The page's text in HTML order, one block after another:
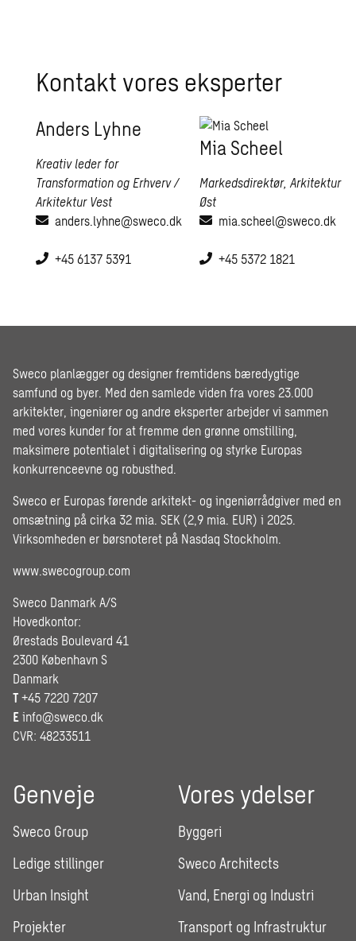
Kontakt vores eksperter
An­ders Lyhne
Kreativ leder for
Transformation og Erhverv /
Arkitektur Vest
anders.lyhne@sweco.dk
+45 6137 5391
Mia Sche­el
Markedsdirektør, Arkitektur
Øst
mia.scheel@sweco.dk
+45 5372 1821
Sweco planlægger og designer fremtidens bæredygtige
samfund og byer. Med den samlede viden fra vores 23.000
arkitekter, ingeniører og andre eksperter arbejder vi sammen
med vores kunder for at fremme den grønne omstilling,
maksimere potentialet i digitalisering og styrke Europas
konkurrenceevne og robusthed.
Sweco er Europas førende arkitekt- og ingeniørrådgiver med en
omsætning på cirka 32 mia. SEK (2,9 mia. EUR) i 2025.
Virksomheden er børsnoteret på Nasdaq Stockholm.
www.swecogroup.com
Sweco Danmark A/S
Hovedkontor:
Ørestads Boulevard 41
2300 København S
Danmark
T +45 7220 7207
E info@sweco.dk
CVR: 48233511
Genveje
Sweco Group
Ledige stillinger
Urban Insight
Projekter
Vores ydelser
Byggeri
Sweco Architects
Vand, Energi og Industri
Transport og Infrastruktur